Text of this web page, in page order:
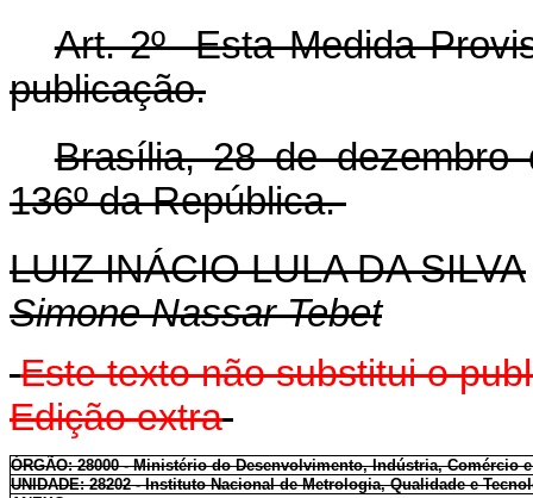
Art. 2º Esta Medida
publicação.
Brasília, 28 de dezembro
136º da República.
LUIZ INÁCIO LULA DA SILVA
Simone Nassar Tebet
Este texto não substitui o
Edição extra
ÓRGÃO: 28000 - Ministério do Desenvolvimento, Indústria, Comércio
UNIDADE: 28202 - Instituto Nacional de Metrologia, Qualidade e